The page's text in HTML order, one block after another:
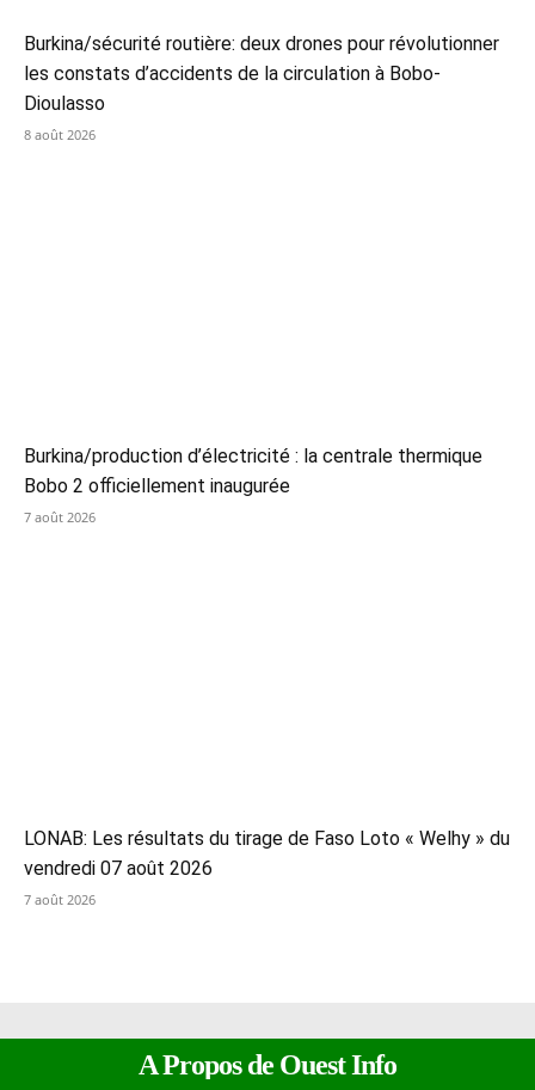
Burkina/sécurité routière: deux drones pour révolutionner
les constats d’accidents de la circulation à Bobo-
Dioulasso
8 août 2026
Burkina/production d’électricité : la centrale thermique
Bobo 2 officiellement inaugurée
7 août 2026
LONAB: Les résultats du tirage de Faso Loto « Welhy » du
vendredi 07 août 2026
7 août 2026
A Propos de Ouest Info